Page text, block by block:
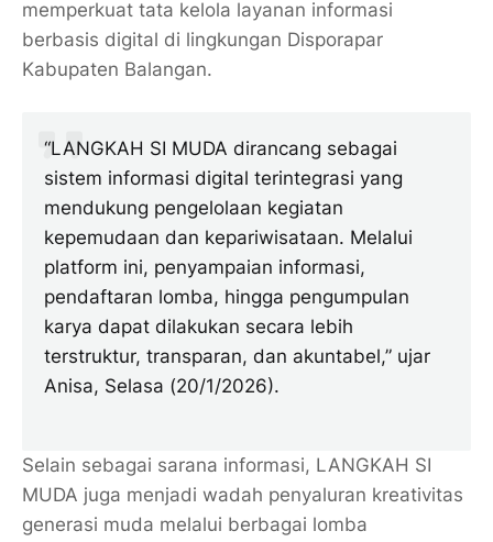
memperkuat tata kelola layanan informasi
berbasis digital di lingkungan Disporapar
Kabupaten Balangan.
“LANGKAH SI MUDA dirancang sebagai
sistem informasi digital terintegrasi yang
mendukung pengelolaan kegiatan
kepemudaan dan kepariwisataan. Melalui
platform ini, penyampaian informasi,
pendaftaran lomba, hingga pengumpulan
karya dapat dilakukan secara lebih
terstruktur, transparan, dan akuntabel,” ujar
Anisa, Selasa (20/1/2026).
Selain sebagai sarana informasi, LANGKAH SI
MUDA juga menjadi wadah penyaluran kreativitas
generasi muda melalui berbagai lomba